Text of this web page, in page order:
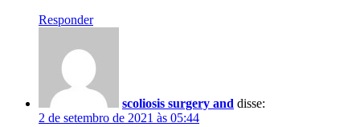
Responder
scoliosis surgery and disse:
2 de setembro de 2021 às 05:44